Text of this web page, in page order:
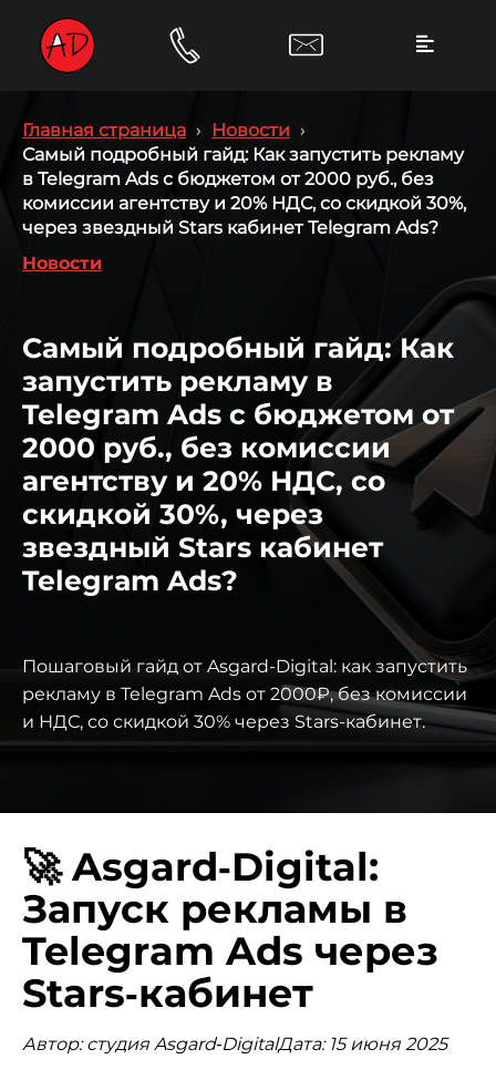
Главная страница › Новости ›
Самый подробный гайд: Как запустить рекламу
в Telegram Ads с бюджетом от 2000 руб., без
комиссии агентству и 20% НДС, со скидкой 30%,
через звездный Stars кабинет Telegram Ads?
Новости
Самый подробный гайд: Как
запустить рекламу в
Telegram Ads с бюджетом от
2000 руб., без комиссии
агентству и 20% НДС, со
скидкой 30%, через
звездный Stars кабинет
Telegram Ads?
Пошаговый гайд от Asgard-Digital: как запустить
рекламу в Telegram Ads от 2000₽, без комиссии
и НДС, со скидкой 30% через Stars-кабинет.
🚀 Asgard‑Digital:
Запуск рекламы в
Telegram Ads через
Stars‑кабинет
Автор: студия Asgard‑DigitalДата: 15 июня 2025